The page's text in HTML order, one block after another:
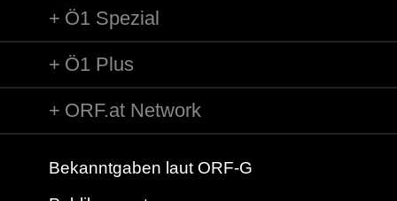
Ö1 Spezial
Ö1 Plus
ORF.at Network
Bekanntgaben laut ORF-G